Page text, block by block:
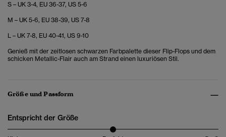
S – UK 3-4, EU 36-37, US 5-6
M – UK 5-6, EU 38-39, US 7-8
L – UK 7-8, EU 40-41, US 9-10
Genieß mit der zeitlosen schwarzen Farbpalette dieser Flip-Flops und dem
schicken Metallic-Flair auch am Strand einen luxuriösen Stil.
Größe und Passform
Entspricht der Größe